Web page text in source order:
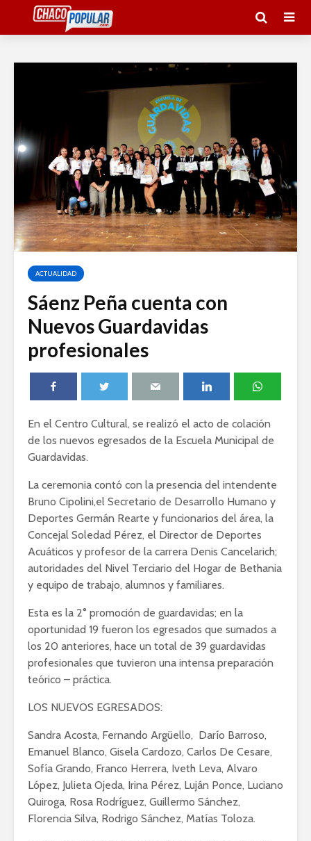
ACTUALIDAD
Sáenz Peña cuenta con
Nuevos Guardavidas
profesionales
En el Centro Cultural, se realizó el acto de colación
de los nuevos egresados de la Escuela Municipal de
Guardavidas.
La ceremonia contó con la presencia del intendente
Bruno Cipolini,el Secretario de Desarrollo Humano y
Deportes Germán Rearte y funcionarios del área, la
Concejal Soledad Pérez, el Director de Deportes
Acuáticos y profesor de la carrera Denis Cancelarich;
autoridades del Nivel Terciario del Hogar de Bethania
y equipo de trabajo, alumnos y familiares.
Esta es la 2° promoción de guardavidas; en la
oportunidad 19 fueron los egresados que sumados a
los 20 anteriores, hace un total de 39 guardavidas
profesionales que tuvieron una intensa preparación
teórico – práctica.
LOS NUEVOS EGRESADOS:
Sandra Acosta, Fernando Argüello, Darío Barroso,
Emanuel Blanco, Gisela Cardozo, Carlos De Cesare,
Sofía Grando, Franco Herrera, Iveth Leva, Alvaro
López, Julieta Ojeda, Irina Pérez, Luján Ponce, Luciano
Quiroga, Rosa Rodríguez, Guillermo Sánchez,
Florencia Silva, Rodrigo Sánchez, Matías Toloza.